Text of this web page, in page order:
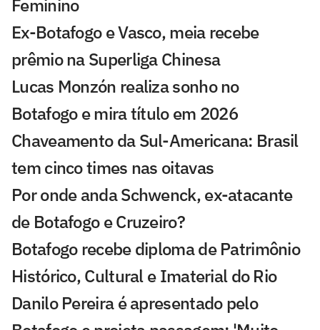
Feminino
Ex-Botafogo e Vasco, meia recebe
prêmio na Superliga Chinesa
Lucas Monzón realiza sonho no
Botafogo e mira título em 2026
Chaveamento da Sul-Americana: Brasil
tem cinco times nas oitavas
Por onde anda Schwenck, ex-atacante
de Botafogo e Cruzeiro?
Botafogo recebe diploma de Patrimônio
Histórico, Cultural e Imaterial do Rio
Danilo Pereira é apresentado pelo